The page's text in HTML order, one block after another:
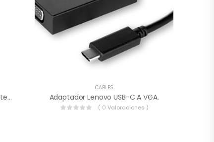
Cable Belkin Stereo Con Resorte A 1,8 Metros Negro – AV10126TT06-BLK.
CABLES
Adaptador Lenovo USB-C A VGA.
( 0 Valoraciones )